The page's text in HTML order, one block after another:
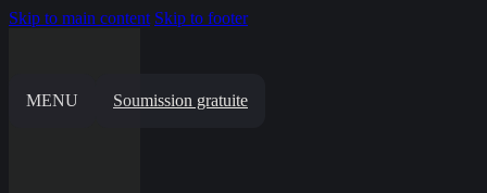
Skip to main content Skip to footer
MENU Soumission gratuite